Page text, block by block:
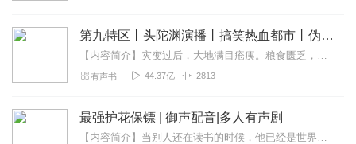
第九特区丨头陀渊演播丨搞笑热血都市丨伪戒丨VIP免费多人有声剧
【内容简介】灾变过后，大地满目疮痍。粮食匮乏，资源紧俏，局势混乱……一位从待规划区杀出来的青年，背对着漫天黄沙，孤身来到九区谋生，却不曾想偶然结识三五好友，一念...
有声书 44.37亿 2813
最强护花保镖 | 御声配音|多人有声剧
【内容简介】当别人还在读书的时候，他已经是世界第一。当别人在为努力工作的时候，他已经开豪车，美女环抱。男儿就应该肆意潇洒而过，超级保镖回归都市。【作者/主播简介...